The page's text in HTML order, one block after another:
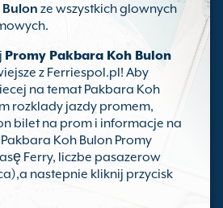
ze wszystkich glownych
Promy Pakbara Koh Bulon
z Ferriespol.pl! Aby
na temat Pakbara Koh
rozklady jazdy promem,
bilet na prom i informacje na
Koh Bulon Promy
Ferry, liczbe pasazerow
nastepnie kliknij przycisk